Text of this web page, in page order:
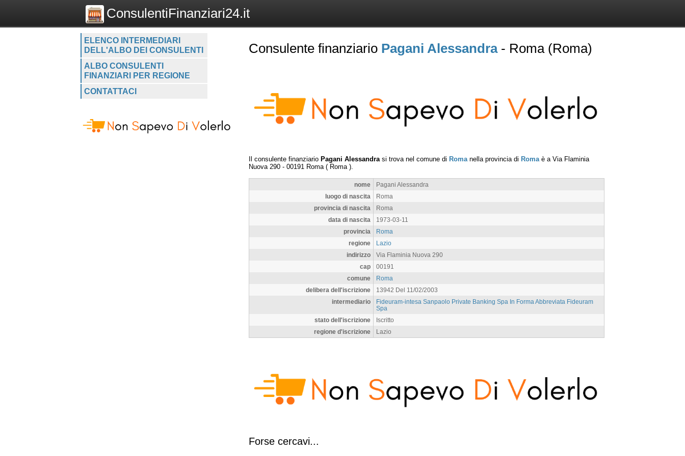
ConsulentiFinanziari24.it
ELENCO INTERMEDIARI
DELL'ALBO DEI CONSULENTI
ALBO CONSULENTI
FINANZIARI PER REGIONE
CONTATTACI
Consulente finanziario Pagani Alessandra- Roma (Roma)
Il consulente finanziario Pagani Alessandra si trova nel comune di Roma nella provincia di Roma è a Via Flaminia
Nuova 290 - 00191 Roma ( Roma ).
nome
Pagani Alessandra
luogo di nascita
Roma
provincia di nascita
Roma
data di nascita
1973-03-11
provincia
Roma
regione
Lazio
indirizzo
Via Flaminia Nuova 290
cap
00191
comune
Roma
delibera dell'iscrizione
13942 Del 11/02/2003
intermediario
Fideuram-intesa Sanpaolo Private Banking Spa In Forma Abbreviata Fideuram
Spa
stato dell'iscrizione
Iscritto
regione d'iscrizione
Lazio
Forse cercavi...